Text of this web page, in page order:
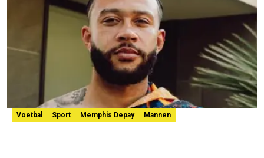
Voetbal Sport Memphis Depay Mannen